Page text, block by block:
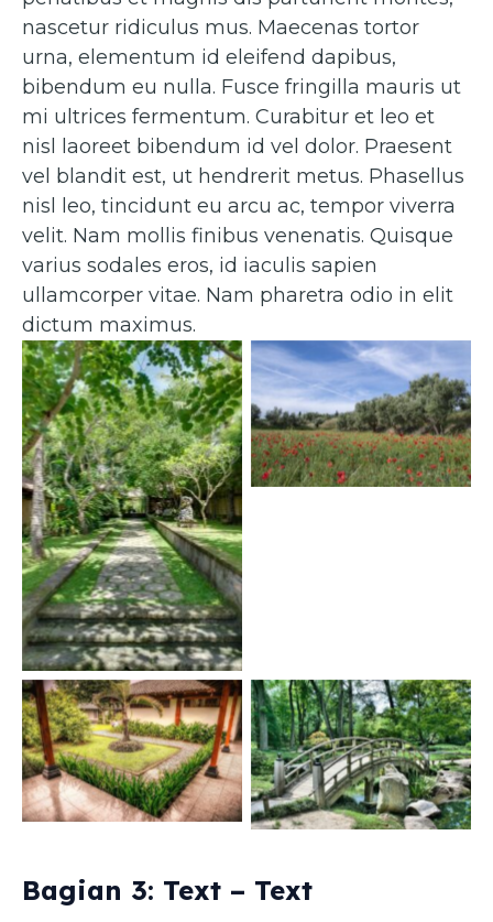
nascetur ridiculus mus. Maecenas tortor
urna, elementum id eleifend dapibus,
bibendum eu nulla. Fusce fringilla mauris ut
mi ultrices fermentum. Curabitur et leo et
nisl laoreet bibendum id vel dolor. Praesent
vel blandit est, ut hendrerit metus. Phasellus
nisl leo, tincidunt eu arcu ac, tempor viverra
velit. Nam mollis finibus venenatis. Quisque
varius sodales eros, id iaculis sapien
ullamcorper vitae. Nam pharetra odio in elit
dictum maximus.
Caption 1
Caption 2
Caption 3 Caption 4
Bagian 3: Text – Text